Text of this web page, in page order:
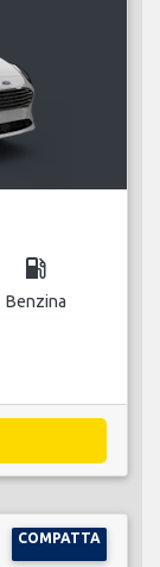
local_gas_station
Benzina
COMPATTA